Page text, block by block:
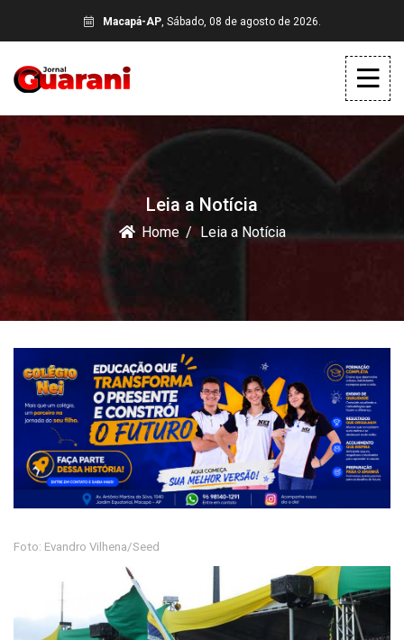
Macapá-AP, Sábado, 08 de agosto de 2026.
Leia a Notícia
Home Leia a Notícia
Foto: Evandro Vilhena/Seed